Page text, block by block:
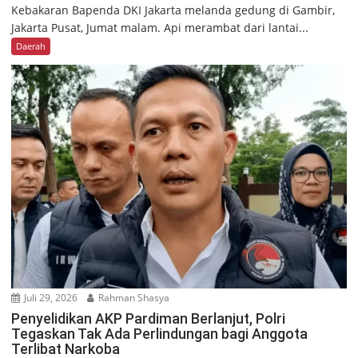
Kebakaran Bapenda DKI Jakarta melanda gedung di Gambir,
Jakarta Pusat, Jumat malam. Api merambat dari lantai...
Daerah
Juli 29, 2026 Rahman Shasya
Penyelidikan AKP Pardiman Berlanjut, Polri
Tegaskan Tak Ada Perlindungan bagi Anggota
Terlibat Narkoba